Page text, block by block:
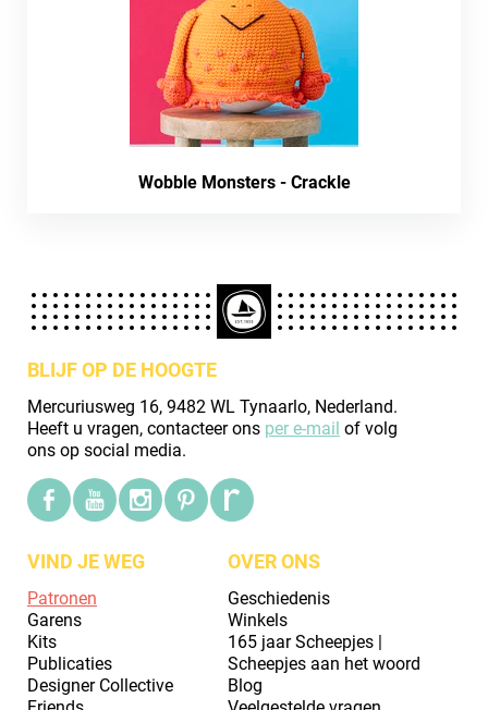
Wobble Monsters - Crackle
BLIJF OP DE HOOGTE
Mercuriusweg 16, 9482 WL Tynaarlo, Nederland.
Heeft u vragen, contacteer ons per e-mail of volg
ons op social media.
VIND JE WEG
Patronen
Garens
Kits
Publicaties
Designer Collective
OVER ONS
Geschiedenis
Winkels
165 jaar Scheepjes |
Scheepjes aan het woord
Blog